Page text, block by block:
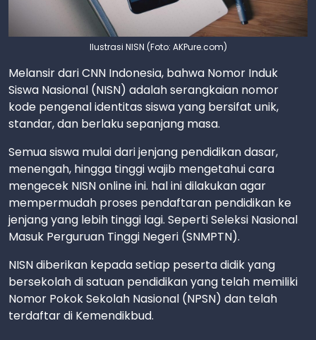
Ilustrasi NISN (Foto: AKPure.com)
Melansir dari CNN Indonesia, bahwa Nomor Induk
Siswa Nasional (NISN) adalah serangkaian nomor
kode pengenal identitas siswa yang bersifat unik,
standar, dan berlaku sepanjang masa.
Semua siswa mulai dari jenjang pendidikan dasar,
menengah, hingga tinggi wajib mengetahui cara
mengecek NISN online ini. hal ini dilakukan agar
mempermudah proses pendaftaran pendidikan ke
jenjang yang lebih tinggi lagi. Seperti Seleksi Nasional
Masuk Perguruan Tinggi Negeri (SNMPTN).
NISN diberikan kepada setiap peserta didik yang
bersekolah di satuan pendidikan yang telah memiliki
Nomor Pokok Sekolah Nasional (NPSN) dan telah
terdaftar di Kemendikbud.